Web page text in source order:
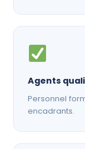
Agents
Personnel
encadrants.